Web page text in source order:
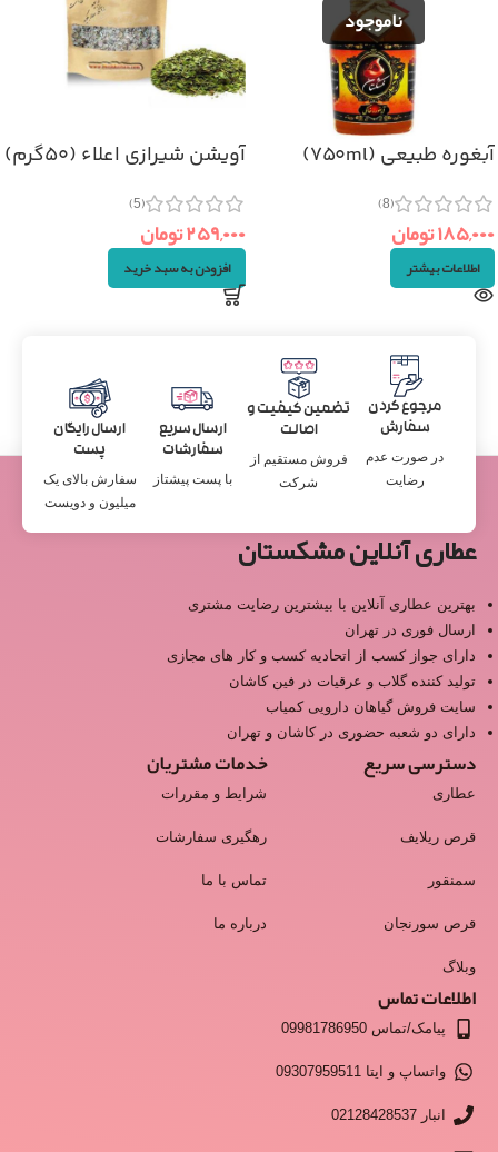
آبغوره طبیعی (۷۵۰ml)
(8)
۱۸۵,۰۰۰تومان
اطلاعات بیشتر
آویشن شیرازی اعلاء (۵۰گرم)
(5)
۲۵۹,۰۰۰تومان
افزودن به سبد خرید
مرجوع کردن
سفارش
در صورت عدم
رضایت
تضمین کیفیت و
اصالت
فروش مستقیم از
شرکت
ارسال سریع
سفارشات
با پست پیشتاز
ارسال رایگان
پست
سفارش بالای یک
میلیون و دویست
عطاری آنلاین مشکستان
بهترین عطاری آنلاین با بیشترین رضایت مشتری
ارسال فوری در تهران
دارای جواز کسب از اتحادیه کسب و کار های مجازی
تولید کننده گلاب و عرقیات در فین کاشان
سایت فروش گیاهان دارویی کمیاب
دارای دو شعبه حضوری در کاشان و تهران
دسترسی سریع
عطاری
قرص ریلایف
سمنقور
قرص سورنجان
وبلاگ
خدمات مشتریان
شرایط و مقررات
رهگیری سفارشات
تماس با ما
درباره ما
اطلاعات تماس
پیامک/تماس 09981786950
واتساپ و ایتا 09307959511
انبار 02128428537